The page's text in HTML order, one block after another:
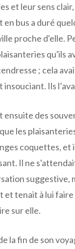
et leur sens
bus a duré
proche d'elle.
qu'ils
; cela
Ils
ensuite des
les
coquettes, et
Il ne
suggestive,
et tenait à lui
sur elle.
la fin de son